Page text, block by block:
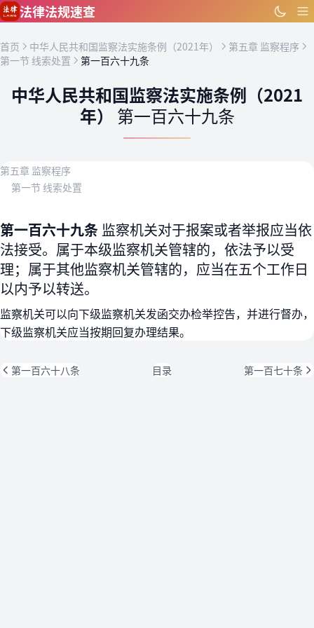
跳到主要内容
法律法规速查
首页 中华人民共和国监察法实施条例（2021年）
第五章 监察程序
第一节 线索处置
第一百六十九条
中华人民共和国监察法实施条例（2021
年） 第一百六十九条
第五章 监察程序
第一节 线索处置
第一百六十九条 监察机关对于报案或者举报应当依
法接受。属于本级监察机关管辖的，依法予以受
理；属于其他监察机关管辖的，应当在五个工作日
以内予以转送。
监察机关可以向下级监察机关发函交办检举控告，并进行督办，
下级监察机关应当按期回复办理结果。
第一百六十八条 目录 第一百七十条